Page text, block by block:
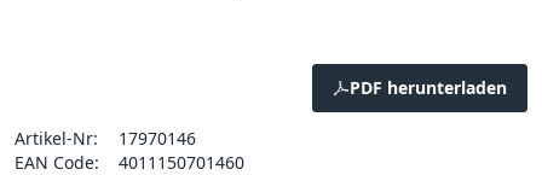
PDF herunterladen
Artikel-Nr:
17970146
EAN Code:
4011150701460